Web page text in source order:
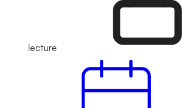
lecture